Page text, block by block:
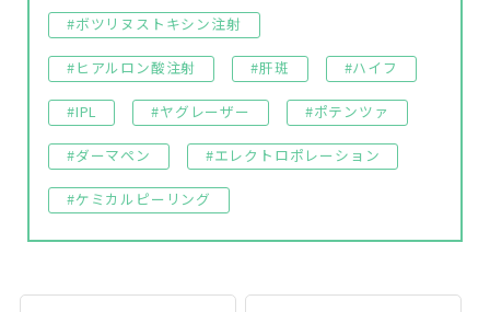
#ボツリヌストキシン注射
#ヒアルロン酸注射 #肝斑 #ハイフ
#IPL #ヤグレーザー #ポテンツァ
#ダーマペン #エレクトロポレーション
#ケミカルピーリング